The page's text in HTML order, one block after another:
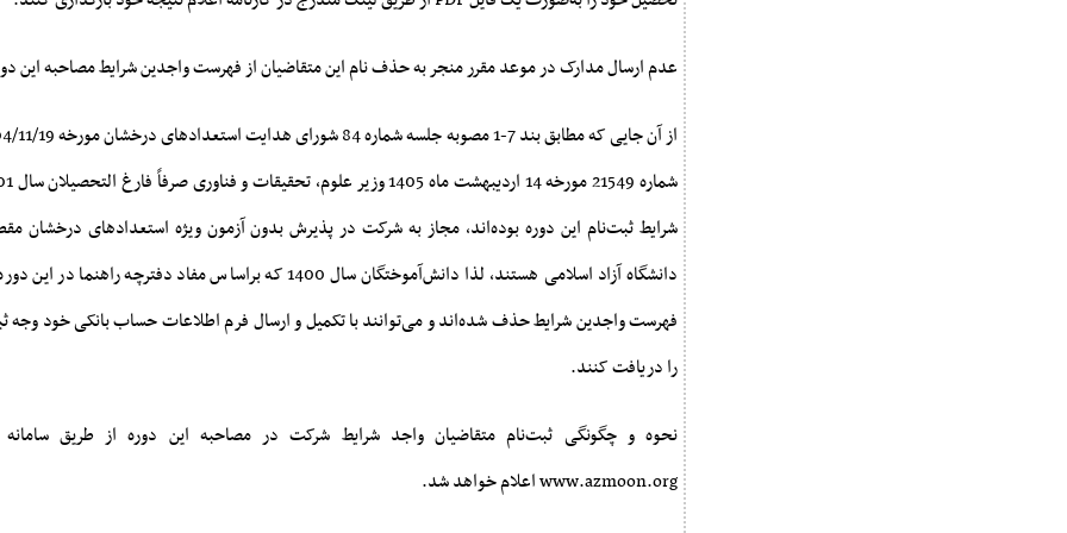
عدم ارسال مدارک در موعد مقرر منجر به حذف نام این متقاضیان از فهرست واجدین شرایط مصاحبه این
شرایط ثبت‌نام این دوره بوده‌اند، مجاز به شرکت در پذیرش بدون آزمون ویژه استعدادهای درخشان
دانشگاه آزاد اسلامی هستند، لذا دانش‌آموختگان سال 1400 که براساس مفاد
فهرست واجدین شرایط حذف شده‌اند و می‌توانند با تکمیل و ارسال فرم اطلاعات حساب بانکی خود وجه
را دریافت کنند.
نحوه و چگونگی ثبت‌نام متقاضیان واجد شرایط شرکت در مصاحبه این دوره از طریق سامانه
www.azmoon.org اعلام خواهد شد.